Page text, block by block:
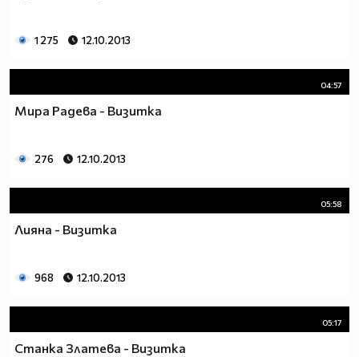
1 275 12.10.2013
04:57
Мира Радева - Визитка
276 12.10.2013
05:58
Лияна - Визитка
968 12.10.2013
05:17
Станка Златева - Визитка